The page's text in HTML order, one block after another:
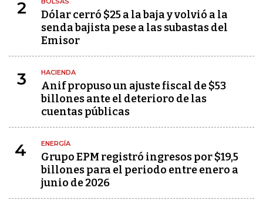
2
Dólar cerró $25 a la baja y volvió a la
senda bajista pese a las subastas del
Emisor
3 HACIENDA
Anif propuso un ajuste fiscal de $53
billones ante el deterioro de las
cuentas públicas
4 ENERGÍA
Grupo EPM registró ingresos por $19,5
billones para el periodo entre enero a
junio de 2026